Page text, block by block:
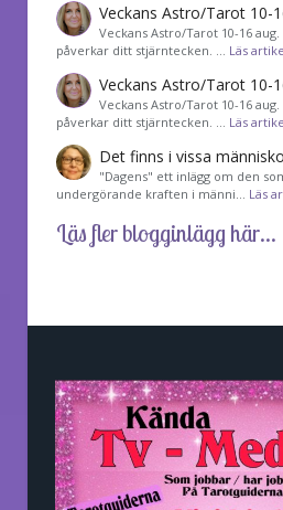
Veckans Astro/Tarot 10-
Veckans Astro/Tarot 10-16
påverkar ditt stjärntecken. … Läs
Veckans Astro/Tarot 10-
Veckans Astro/Tarot 10-16
påverkar ditt stjärntecken. … Läs
Det finns i vissa
"Dagens" ett inlägg om den
undergörande kraften i männi… Läs
Läs fler blogginlägg här...